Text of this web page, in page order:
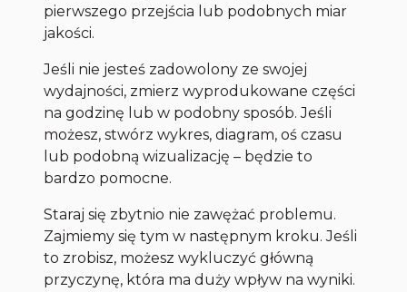
pierwszego przejścia lub podobnych miar
jakości.
Jeśli nie jesteś zadowolony ze swojej
wydajności, zmierz wyprodukowane części
na godzinę lub w podobny sposób. Jeśli
możesz, stwórz wykres, diagram, oś czasu
lub podobną wizualizację – będzie to
bardzo pomocne.
Staraj się zbytnio nie zawężać problemu.
Zajmiemy się tym w następnym kroku. Jeśli
to zrobisz, możesz wykluczyć główną
przyczynę, która ma duży wpływ na wyniki.